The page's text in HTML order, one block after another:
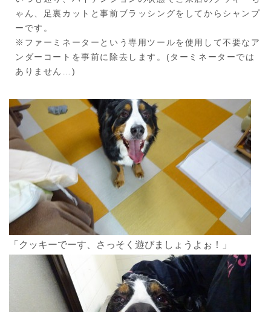
ゃん、足裏カットと事前ブラッシングをしてからシャンプ
ーです。
※ファーミネーターという専用ツールを使用して不要なア
ンダーコートを事前に除去します。(ターミネーターでは
ありません…)
「クッキーでーす、さっそく遊びましょうよぉ！」